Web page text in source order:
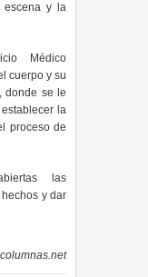
escena y la
Médico
cuerpo y su
donde se le
la
proceso de
las
y dar